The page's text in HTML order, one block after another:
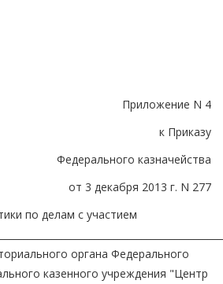
Приложение N 4
к Приказу
Федерального казначейства
от 3 декабря 2013 г. N 277
по делам с участием
органа Федерального
казенного учреждения "Центр